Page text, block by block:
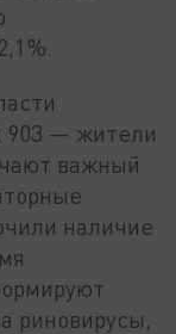
903 — жители
важный
наличие
риновирусы,